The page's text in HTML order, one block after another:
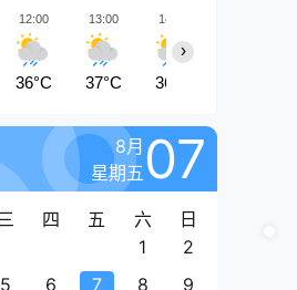
12:00
36°C
13:00
37°C
14:00
36°C
›
8月
星期五07
三 四 五 六
日
1
2
5 6 7 8
9